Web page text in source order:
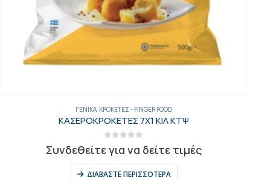
ΑΛΊΠΑΣΤΑ ,ΓΕΝΙΚΑ
ΑΝΤΣΟΥΓΙΕΣ 5.5ΚΙΛ.Νο1 ΤΡΥΦΩΝΙΔΗ
out of 5
Συνδεθείτε για να δείτε τιμές
ΔΙΑΒΆΣΤΕ ΠΕΡΙΣΣΌΤΕΡΑ